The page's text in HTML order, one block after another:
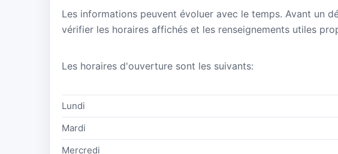
Les informations peuvent évoluer avec le temps. Avant un
vérifier les horaires affichés et les renseignements utiles
Les horaires d'ouverture sont les suivants:
Lundi
Mardi
Mercredi